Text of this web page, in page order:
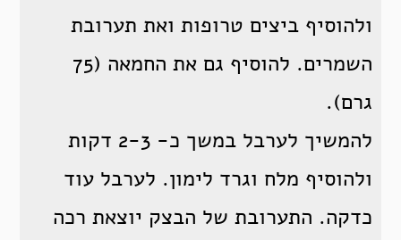
ולהוסיף ביצים טרופות ואת תערובת
השמרים. להוסיף גם את החמאה (75
גרם).
להמשיך לערבל במשך כ- 2-3 דקות
ולהוסיף מלח וגרד לימון. לערבל עוד
כדקה. התערובת של הבצק יוצאת רכה